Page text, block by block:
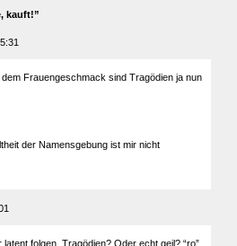
kauft!”
Frauengeschmack sind Tragödien ja nun
der Namensgebung ist mir nicht
folgen. Tragödien? Oder echt geil? “ro”